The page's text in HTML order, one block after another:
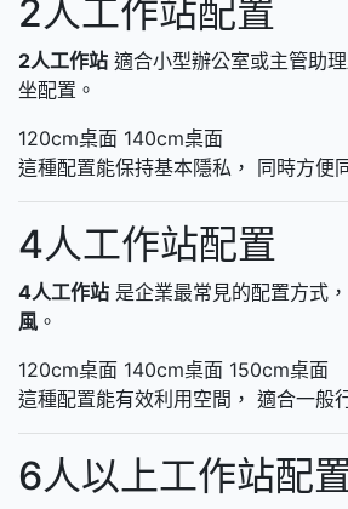
2人工作站配置
2人工作站 適合小型辦公室或主管助
坐配置。
120cm桌面 140cm桌面
這種配置能保持基本隱私， 同時方便
4人工作站配置
4人工作站 是企業最常見的配置方式
風 。
120cm桌面 140cm桌面 150cm桌面
這種配置能有效利用空間， 適合一般
6人以上工作站配